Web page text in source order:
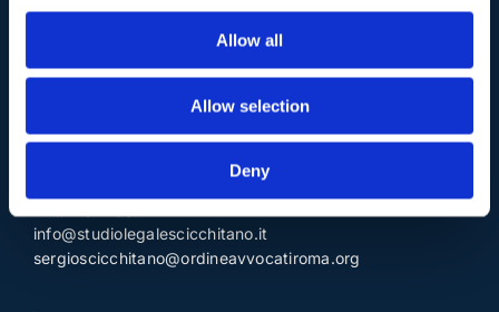
Allow all
Allow selection
Deny
00195-Roma
Telefono.
(+39) 06.3723102,(+39) 06.3720677
(+39) 06.3700089
Mail e Pec.
info@studiolegalescicchitano.it
sergioscicchitano@ordineavvocatiroma.org